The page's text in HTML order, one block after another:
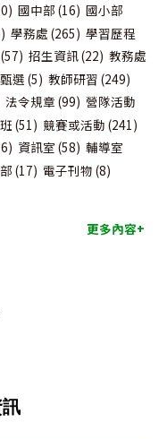
國中部 (16) 國小部
學務處 (265) 學習歷程
(57) 招生資訊(22) 教務處
選 (5) 教師研習 (249)
法令規章 (99) 營隊活動
(51) 競賽或活動 (241)
資訊室 (58) 輔導室
(17) 電子刊物 (8)
更多內容+